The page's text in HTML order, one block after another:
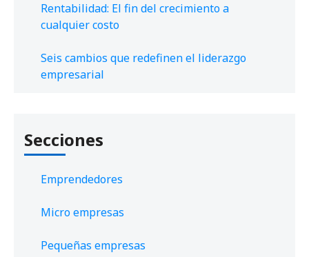
Rentabilidad: El fin del crecimiento a
cualquier costo
Seis cambios que redefinen el liderazgo
empresarial
Secciones
Emprendedores
Micro empresas
Pequeñas empresas